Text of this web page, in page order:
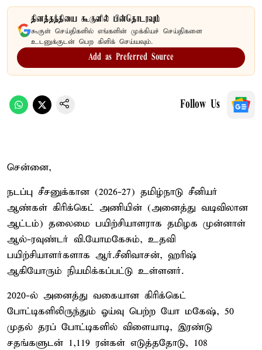
தினத்தந்தியை கூகுளில் பின்தொடரவும்
கூகுள் செய்திகளில் எங்களின் முக்கியச் செய்திகளை
உடனுக்குடன் பெற கிளிக் செய்யவும்.
Add as Preferred Source
Follow Us
சென்னை,
நடப்பு சீசனுக்கான (2026-27) தமிழ்நாடு சீனியர்
ஆண்கள் கிரிக்கெட் அணியின் (அனைத்து வடிவிலான
ஆட்டம்) தலைமை பயிற்சியாளராக தமிழக முன்னாள்
ஆல்-ரவுண்டர் வி.யோமகேசும், உதவி
பயிற்சியாளர்களாக ஆர்.சீனிவாசன், ஹரிஷ்
ஆகியோரும் நியமிக்கப்பட்டு உள்ளனர்.
2020-ல் அனைத்து வகையான கிரிக்கெட்
போட்டிகளிலிருந்தும் ஓய்வு பெற்ற யோ மகேஷ், 50
முதல் தரப் போட்டிகளில் விளையாடி, இரண்டு
சதங்களுடன் 1,119 ரன்கள் எடுத்ததோடு, 108